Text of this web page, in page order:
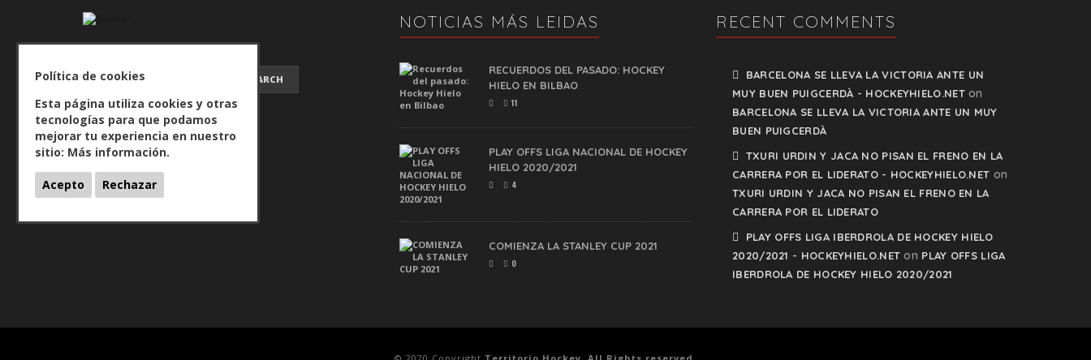
SEARCH FOR:
NOTICIAS MÁS LEIDAS
RECUERDOS DEL PASADO: HOCKEY
HIELO EN BILBAO
11
PLAY OFFS LIGA NACIONAL DE HOCKEY
HIELO 2020/2021
4
COMIENZA LA STANLEY CUP 2021
0
RECENT COMMENTS
BARCELONA SE LLEVA LA VICTORIA ANTE UN
MUY BUEN PUIGCERDÀ - HOCKEYHIELO.NETon
BARCELONA SE LLEVA LA VICTORIA ANTE UN MUY
BUEN PUIGCERDÀ
TXURI URDIN Y JACA NO PISAN EL FRENO EN LA
CARRERA POR EL LIDERATO - HOCKEYHIELO.NET on
TXURI URDIN Y JACA NO PISAN EL FRENO EN LA
CARRERA POR EL LIDERATO
PLAY OFFS LIGA IBERDROLA DE HOCKEY HIELO
2020/2021 - HOCKEYHIELO.NET on PLAY OFFS LIGA
IBERDROLA DE HOCKEY HIELO 2020/2021
Política de cookies
Esta página utiliza cookies y otras
tecnologías para que podamos
mejorar tu experiencia en nuestro
sitio: Más información.
Acepto Rechazar